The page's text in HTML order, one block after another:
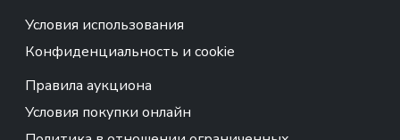
Условия использования
Конфиденциальность и cookie
Правила аукциона
Условия покупки онлайн